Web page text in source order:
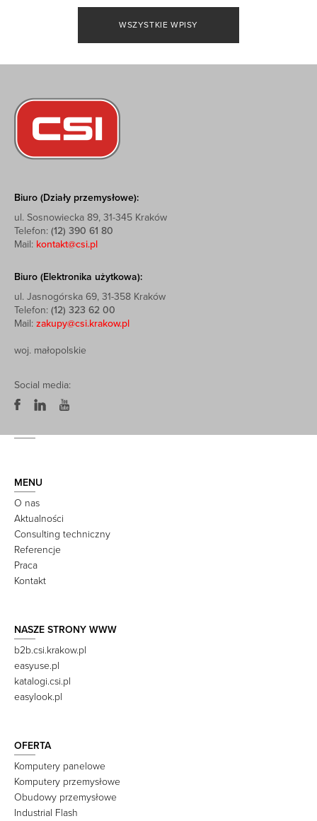
WSZYSTKIE WPISY
Biuro (Działy przemysłowe):
ul. Sosnowiecka 89, 31-345 Kraków
Telefon: (12) 390 61 80
Mail: kontakt@csi.pl
Biuro (Elektronika użytkowa):
ul. Jasnogórska 69, 31-358 Kraków
Telefon: (12) 323 62 00
Mail: zakupy@csi.krakow.pl
woj. małopolskie
Social media:
MENU
O nas
Aktualności
Consulting techniczny
Referencje
Praca
Kontakt
NASZE STRONY WWW
b2b.csi.krakow.pl
easyuse.pl
katalogi.csi.pl
easylook.pl
OFERTA
Komputery panelowe
Komputery przemysłowe
Obudowy przemysłowe
Industrial Flash